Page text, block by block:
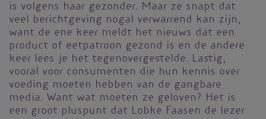
is volgens haar gezonder. Maar ze snapt dat
veel berichtgeving nogal verwarrend kan zijn,
want de ene keer meldt het nieuws dat een
product of eetpatroon gezond is en de andere
keer lees je het tegenovergestelde. Lastig,
vooral voor consumenten die hun kennis over
voeding moeten hebben van de gangbare
media. Want wat moeten ze geloven? Het is
een groot pluspunt dat Lobke Faasen de lezer